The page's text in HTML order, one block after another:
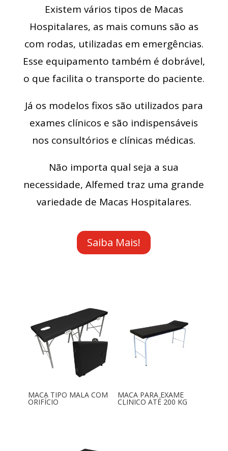
Existem vários tipos de Macas
Hospitalares, as mais comuns são as
com rodas, utilizadas em emergências.
Esse equipamento também é dobrável,
o que facilita o transporte do paciente.
Já os modelos fixos são utilizados para
exames clínicos e são indispensáveis
nos consultórios e clínicas médicas.
Não importa qual seja a sua
necessidade, Alfemed traz uma grande
variedade de Macas Hospitalares.
Saiba Mais!
MACA TIPO MALA COM
ORIFÍCIO
MACA PARA EXAME
CLINICO ATÉ 200 KG